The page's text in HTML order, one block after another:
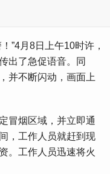
月8日上午10时许，
出了急促语音。同
并不断闪动，画面上
烟区域，并立即通
，工作人员就赶到现
。工作人员迅速将火